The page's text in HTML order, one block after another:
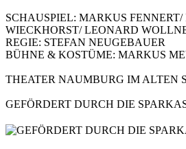
SCHAUSPIEL: MARKUS
WIECKHORST/ LEONARD
REGIE: STEFAN NEUGEBAUER
BÜHNE & KOSTÜME: MARKUS
THEATER NAUMBURG IM ALTEN
GEFÖRDERT DURCH DIE